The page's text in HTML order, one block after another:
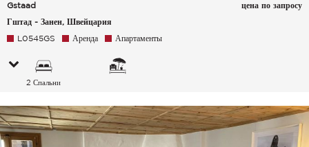
Gstaad
Гштад - Занен, Швейцария
цена по запросу
L0545GS Аренда Апартаменты
2 Спальни